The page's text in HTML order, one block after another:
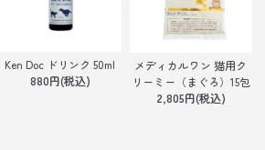
Ken Doc ドリンク 50ml
880円(税込)
メディカルワン 猫用ク
リーミー（まぐろ）15包
2,805円(税込)